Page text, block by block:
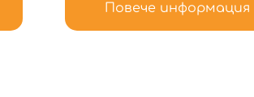
Повече информация